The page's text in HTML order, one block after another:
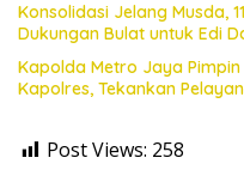
Konsolidasi Jelang Musda,
Dukungan Bulat untuk Edi
Kapolda Metro Jaya
Kapolres, Tekankan
Post Views: 258